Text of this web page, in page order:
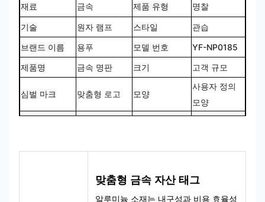
재료 금속 제품 유형 명찰
기술 원자 램프 스타일
관습
브랜드 이름
용푸 모델 번호
YF-NP0185
제품명
금속 명판 크기 고객 규모
심벌 마크 맞춤형 로고 모양
사용자 정의
모양
맞춤형 금속 자산 태그
알루미늄 소재는 내구성과 비용 효율성